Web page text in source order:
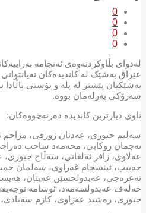
0
0
0
0
لەدوای بڵاوکردنەوەی ئەنجامە
عێراق بەشێک لە کاندیدەکان
بەشێکیان پێشتر لە پلە و پۆستی باڵادا
سەرۆکی پەرلەمان بووە.
ناوی دیارترین کاندیدە دەرنەچووەکان:
سەلیم جبوری، عەدنان زورفی، مزاحم
نەجمان روکابی، محەمەد ساحب دەراجی،
عەلاوی، زافر ئەلعانی، سەڵاح جبوری،
حەبیب، ئینسجام غەراوی، سەلمان
ئەعرەجی، عەبدولحسێن عەبتان،
خەلەف عەبدولسەمەد، ئوسامە
جبوری، رەشید عەزاوی، کازم